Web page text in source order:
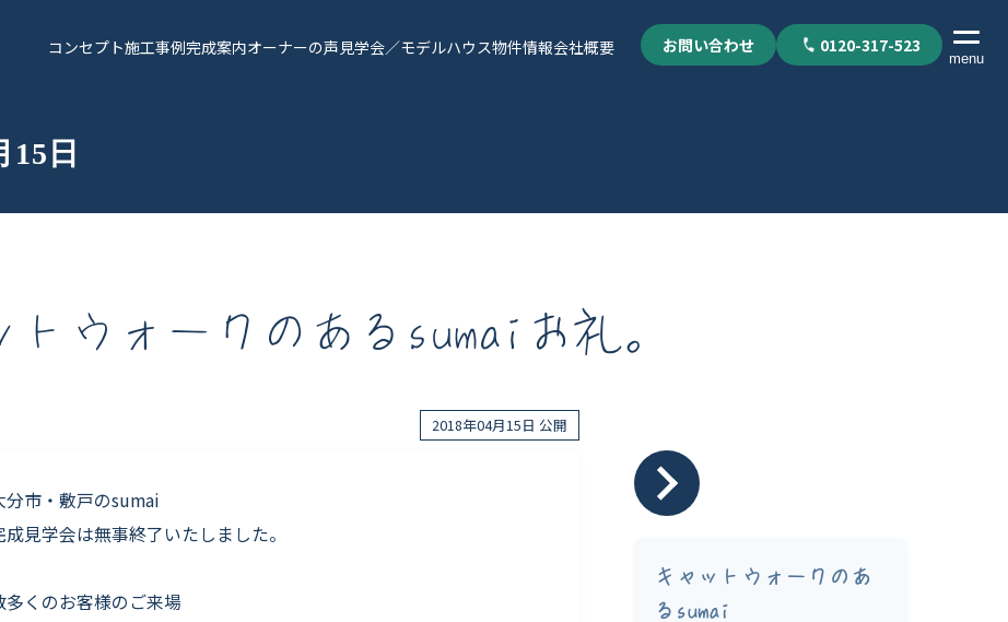
コンセプト施工事例完成案内オーナーの声見学会／モデルハウス物件情報会社概要 お問い合わせ 0120-317-523
menu
よくいただくご質問
お役立ちコラム
個人情報保護方針
日
トウォークのあるsumaiお礼。
2018年04月15日 公開
分市・敷戸のsumai
成見学会は無事終了いたしました。
多くのお客様のご来場
キャットウォークのあ
るsumai